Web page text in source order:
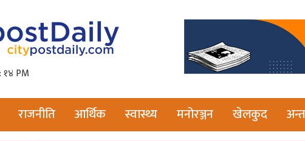
राजनीति आर्थिक स्वास्थ्य मनोरञ्जन खेलकुद